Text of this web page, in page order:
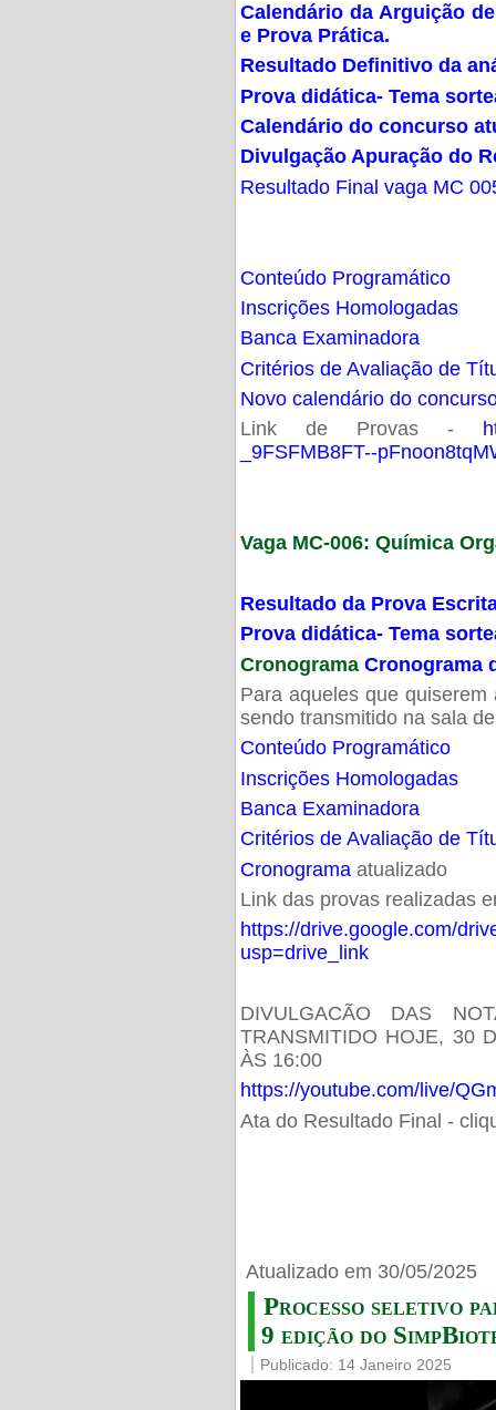
Calendário da Arguição
e Prova Prática.
Resultado Definitivo da
Prova didática- Tema
Calendário do concurso
Divulgação Apuração do
Resultado Final vaga MC
Conteúdo Programático
Inscrições Homologadas
Banca Examinadora
Critérios de Avaliação de
Novo calendário do
Link de Provas -
_9FSFMB8FT--
Vaga MC-006: Química
Resultado da Prova
Prova didática- Tema
Cronograma Cronograma
Para aqueles que
sendo transmitido na sala
Conteúdo Programático
Inscrições Homologadas
Banca Examinadora
Critérios de Avaliação de
Cronogramaatualizado
Link das provas realizadas
https://drive.google.com/
usp=drive_link
DIVULGACÃO DAS
TRANSMITIDO HOJE, 30
ÀS 16:00
https://youtube.com/live/
Ata do Resultado Final -
Atualizado em 30/05/2025
Processo seletivo
9 edição do
Publicado: 14 Janeiro 2025